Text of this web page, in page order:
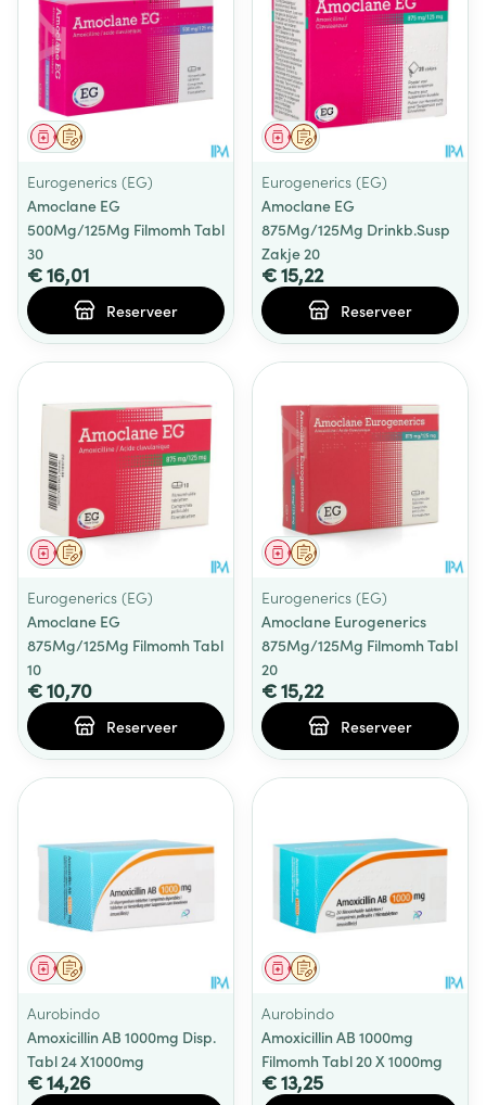
Op voorschrift
Geneesmiddel
Eurogenerics (EG)
Amoclane EG
500Mg/125Mg Filmomh Tabl
30
€ 16,01
Reserveer
Op voorschrift
Geneesmiddel
Eurogenerics (EG)
Amoclane EG
875Mg/125Mg Drinkb.Susp
Zakje 20
€ 15,22
Reserveer
Op voorschrift
Geneesmiddel
Eurogenerics (EG)
Amoclane EG
875Mg/125Mg Filmomh Tabl
10
€ 10,70
Reserveer
Op voorschrift
Geneesmiddel
Eurogenerics (EG)
Amoclane Eurogenerics
875Mg/125Mg Filmomh Tabl
20
€ 15,22
Reserveer
Op voorschrift
Geneesmiddel
Aurobindo
Amoxicillin AB 1000mg Disp.
Tabl 24 X1000mg
€ 14,26
Op voorschrift
Geneesmiddel
Aurobindo
Amoxicillin AB 1000mg
Filmomh Tabl 20 X 1000mg
€ 13,25